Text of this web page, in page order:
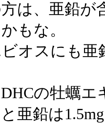
は、亜鉛が
もな。
オスにも
の牡蠣
亜鉛は